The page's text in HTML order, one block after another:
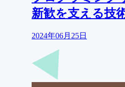
新歓を支える技
2024年06月25日